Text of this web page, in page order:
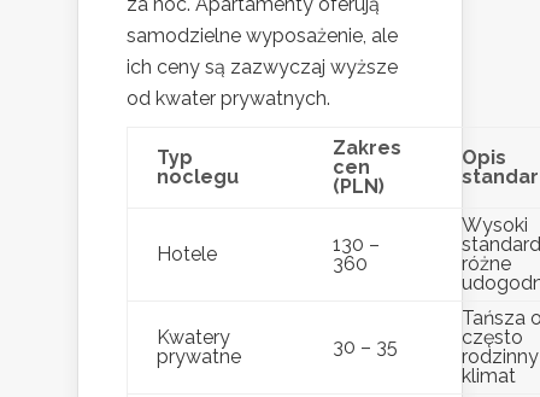
samodzielne wyposażenie, ale
ich ceny są zazwyczaj wyższe
od kwater prywatnych.
Typ
noclegu
Zakres
cen
(PLN)
Opis
Hotele
130 –
360
Wysoki
różne
Kwatery
prywatne
30 – 35
Tańsza
często
rodzinny
klimat